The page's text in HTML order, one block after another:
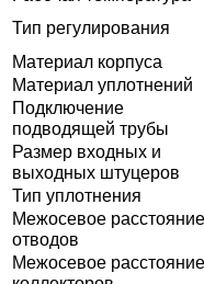
Тип регулирования
Материал корпуса
Материал уплотнений
Подключение
подводящей трубы
Размер входных и
выходных штуцеров
Тип уплотнения
Межосевое расстояние
отводов
Межосевое расстояние